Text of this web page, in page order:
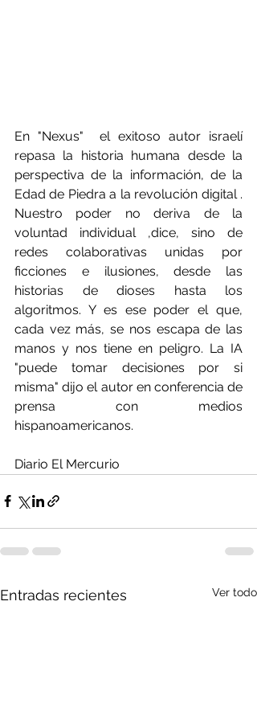
En "Nexus"  el exitoso autor israelí
repasa la historia humana desde la
perspectiva de la información, de la
Edad de Piedra a la revolución digital .
Nuestro poder no deriva de la
voluntad individual ,dice, sino de
redes colaborativas unidas por
ficciones e ilusiones, desde las
historias de dioses hasta los
algoritmos. Y es ese poder el que,
cada vez más, se nos escapa de las
manos y nos tiene en peligro. La IA
"puede tomar decisiones por si
misma" dijo el autor en conferencia de
prensa con medios
hispanoamericanos.
Diario El Mercurio
Entradas recientes Ver todo